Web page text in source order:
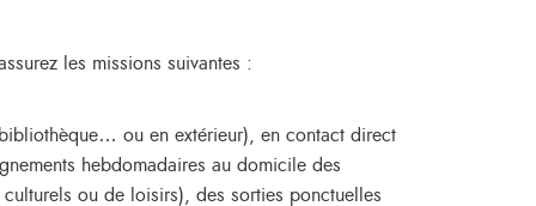
les missions suivantes :
ou en extérieur), en contact direct
hebdomadaires au domicile des
ou de loisirs), des sorties ponctuelles